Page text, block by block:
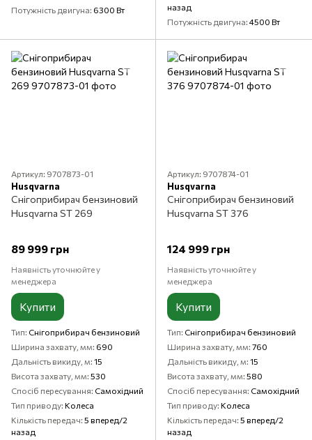
Потужність двигуна 6300 Вт
назад
Потужність двигуна 4500 Вт
Артикул: 9707873-01
Husqvarna
Снігоприбирач бензиновий
Husqvarna ST 269
89 999 грн
Наявність уточнюйте у
менеджера
Купити
Тип Снігоприбирач бензиновий
Ширина захвату, мм 690
Дальність викиду, м 15
Висота захвату, мм 530
Спосіб пересування Самохідний
Тип приводу Колеса
Кількість передач 5 вперед/2
назад
Артикул: 9707874-01
Husqvarna
Снігоприбирач бензиновий
Husqvarna ST 376
124 999 грн
Наявність уточнюйте у
менеджера
Купити
Тип Снігоприбирач бензиновий
Ширина захвату, мм 760
Дальність викиду, м 15
Висота захвату, мм 580
Спосіб пересування Самохідний
Тип приводу Колеса
Кількість передач 5 вперед/2
назад